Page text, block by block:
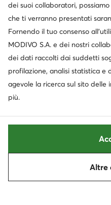
Cambia
Servizio clienti
Chi siamo
dei suoi collaboratori,
che ti verranno presentati
Fornendo il tuo consenso
MODIVO S.A. e dei nostri
dei dati raccolti dai suddetti
profilazione, analisi statistica e
agevole la ricerca sul sito delle
più.
Altre